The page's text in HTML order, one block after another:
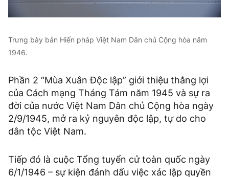
Trưng bày bản Hiến pháp Việt Nam Dân chủ Cộng hòa năm
1946.
Phần 2 “Mùa Xuân Độc lập” giới thiệu thắng lợi
của Cách mạng Tháng Tám năm 1945 và sự ra
đời của nước Việt Nam Dân chủ Cộng hòa ngày
2/9/1945, mở ra kỷ nguyên độc lập, tự do cho
dân tộc Việt Nam.
Tiếp đó là cuộc Tổng tuyển cử toàn quốc ngày
6/1/1946 – sự kiện đánh dấu việc xác lập quyền